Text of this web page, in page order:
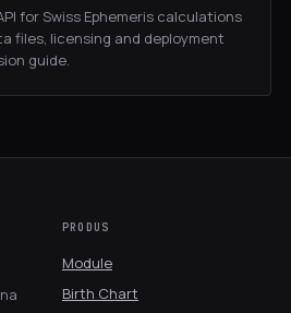
for Swiss Ephemeris calculations
files, licensing and deployment
guide.
PRODUS
Module
Birth Chart